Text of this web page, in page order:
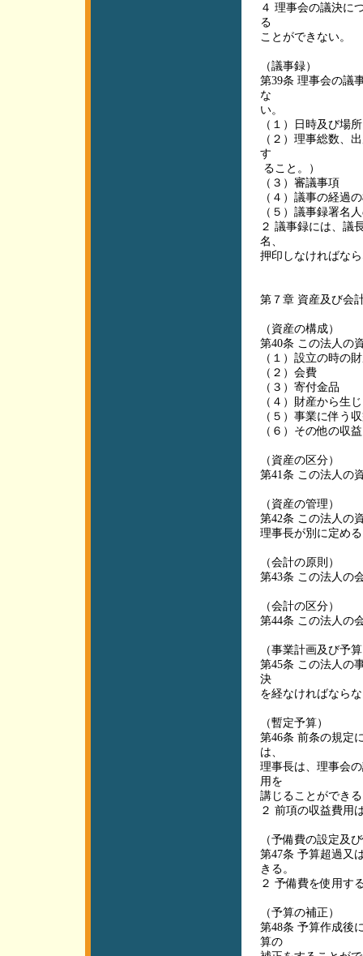
４ 理事会の議決に
る
ことができない。
（議事録）
第39条 理事会の議
な
い。
（１）日時及び場所
（２）理事総数、
す
ること。）
（３）審議事項
（４）議事の経過
（５）議事録署名
２ 議事録には、議
名、
押印しなければな
第７章 資産及び会
（資産の構成）
第40条 この法人の
（１）設立の時の
（２）会費
（３）寄付金品
（４）財産から生
（５）事業に伴う
（６）その他の収益
（資産の区分）
第41条 この法人の
（資産の管理）
第42条 この法人の
理事長が別に定め
（会計の原則）
第43条 この法人の
（会計の区分）
第44条 この法人の
（事業計画及び予
第45条 この法人の
決
を経なければなら
（暫定予算）
第46条 前条の規定
は、
理事長は、理事会
用を
講じることができ
２ 前項の収益費用
（予備費の設定及
第47条 予算超過又
きる。
２ 予備費を使用す
（予算の補正）
第48条 予算作成後
算の